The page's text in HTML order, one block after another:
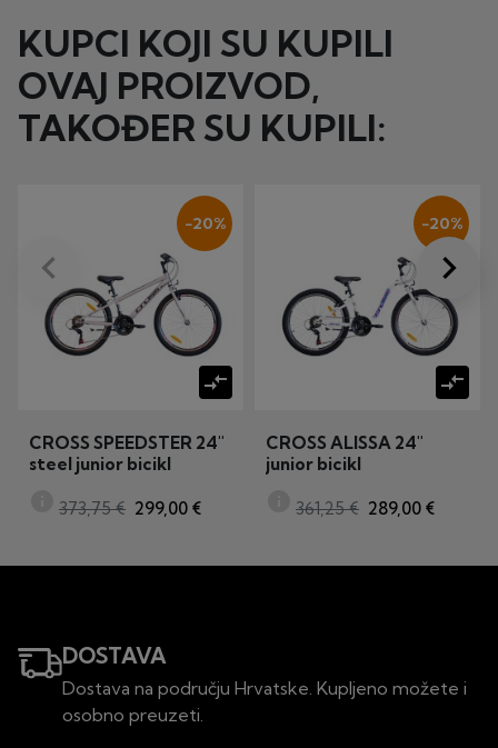
KUPCI KOJI SU KUPILI
OVAJ PROIZVOD,
TAKOĐER SU KUPILI:
−20%
compare_arrows
CROSS SPEEDSTER 24"
steel junior bicikl
373,75 € 299,00 €
−20%
compare_arrows
CROSS ALISSA 24"
junior bicikl
361,25 € 289,00 €
Prije
keyboard_arrow_left Dalje
keyboard_arrow_right
DOSTAVA
Dostava na području Hrvatske. Kupljeno možete i
osobno preuzeti.